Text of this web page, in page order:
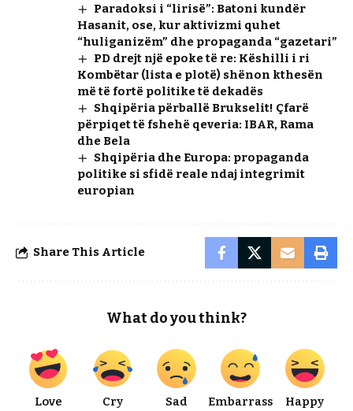
Paradoksi i “lirisë”: Batoni kundër
Hasanit, ose, kur aktivizmi quhet
“huliganizëm” dhe propaganda “gazetari”
PD drejt një epoke të re: Këshilli i ri
Kombëtar (lista e plotë) shënon kthesën
më të fortë politike të dekadës
Shqipëria përballë Brukselit! Çfarë
përpiqet të fshehë qeveria: IBAR, Rama
dhe Bela
Shqipëria dhe Europa: propaganda
politike si sfidë reale ndaj integrimit
europian
Share This Article
What do you think?
Love
Cry
Sad
Embarrass
Happy